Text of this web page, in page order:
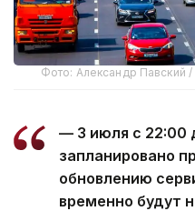
Фото: Александр Павский
— 3 июля с 22:00
запланировано
обновлению
временно будут